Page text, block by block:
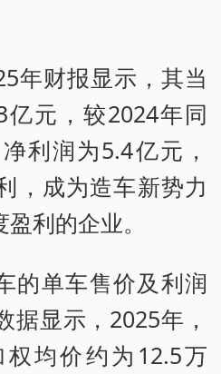
年财报显示，其当
元，较2024年同
利润为5.4亿元，
，成为造车新势力
利的企业。
的单车售价及利润
据显示，2025年，
均价约为12.5万